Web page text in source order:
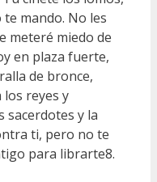
mando. No les
meteré miedo de
en plaza fuerte,
de bronce,
reyes y
sacerdotes y la
ti, pero no te
para librarte8.